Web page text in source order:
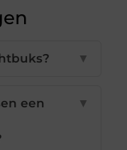
▼
een
▼